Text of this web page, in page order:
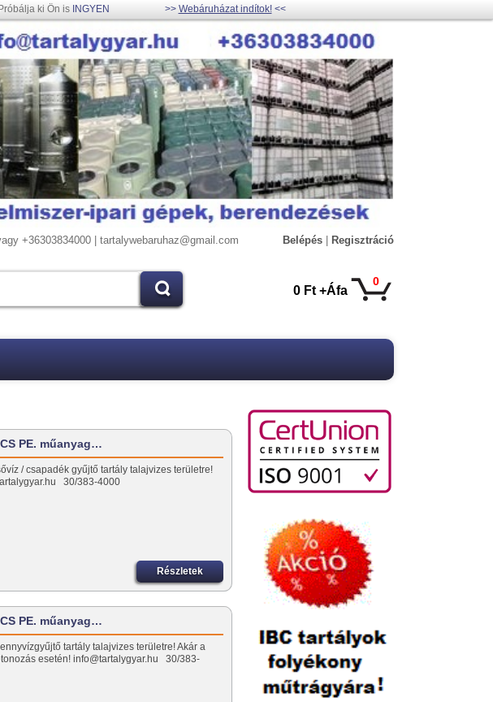
ki Ön is INGYEN >> Webáruházat indítok!<<
+36303834000 | tartalywebaruhaz@gmail.com Belépés Regisztráció
0
0 Ft +Áfa
PE. műanyag…
/ csapadék gyűjtő tartály talajvizes területre!
30/383-4000
Részletek
PE. műanyag…
tartály talajvizes területre! Akár a
esetén! info@tartalygyar.hu 30/383-